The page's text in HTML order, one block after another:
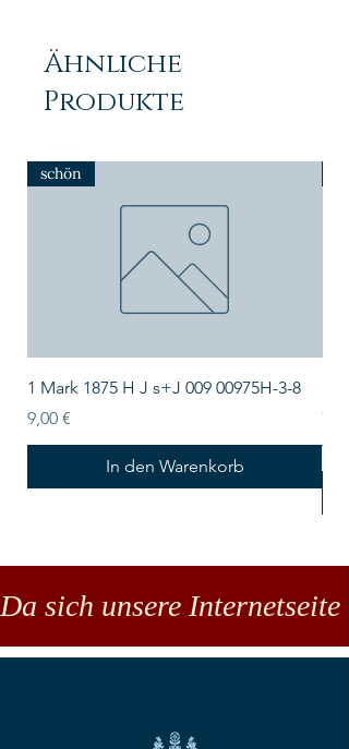
Ähnliche
Produkte
schön
1 Mark 1875 H J s+J 009 00975H-3-8
Preis
9,00 €
In den Warenkorb
Preis
Da sich unsere